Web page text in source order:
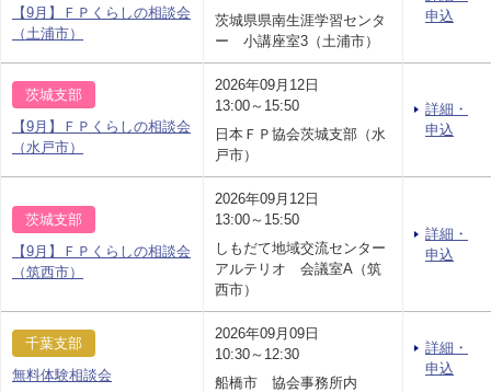
【9月】ＦＰくらしの相談会
（土浦市）
茨城県県南生涯学習センタ
ー 小講座室3（土浦市）
申込
茨城支部
【9月】ＦＰくらしの相談会
（水戸市）
2026年09月12日
13:00～15:50
日本ＦＰ協会茨城支部（水
戸市）
詳細・
申込
茨城支部
【9月】ＦＰくらしの相談会
（筑西市）
2026年09月12日
13:00～15:50
しもだて地域交流センター
アルテリオ 会議室A（筑
西市）
詳細・
申込
千葉支部
無料体験相談会
2026年09月09日
10:30～12:30
船橋市 協会事務所内
詳細・
申込